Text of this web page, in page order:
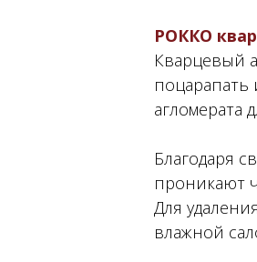
РОККО к
Кварцевый
поцарапать
агломерата
Благодаря
проникают
Для
влажной